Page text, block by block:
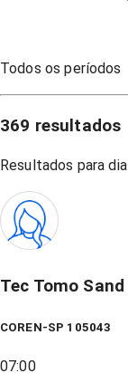
Todos os períodos
369 resultados
Resultados para dia
Tec Tomo Sand
COREN-SP 105043
07:00